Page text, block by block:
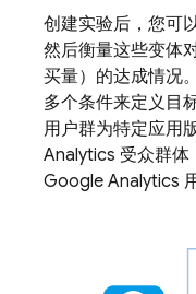
创建实验后，您可
然后衡量这些变体
买量）的达成情况
多个条件来定义目
用户群为特定应用
Analytics 受众群体
Google Analytics